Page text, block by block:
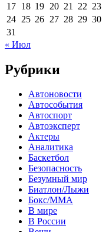
17 18 19 20 21 22 23
24 25 26 27 28 29 30
31
« Июл
Рубрики
Автоновости
Автособытия
Автоспорт
Автоэксперт
Актеры
Аналитика
Баскетбол
Безопасность
Безумный мир
Биатлон/Лыжи
Бокс/MMA
В мире
В России